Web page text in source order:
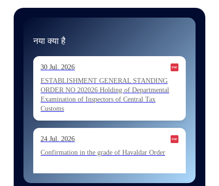
नया क्या है
30 Jul. 2026
ESTABLISHMENT GENERAL STANDING
ORDER NO 202026 Holding of Departmental
Examination of Inspectors of Central Tax
Customs
24 Jul. 2026
Confirmation in the grade of Havaldar Order